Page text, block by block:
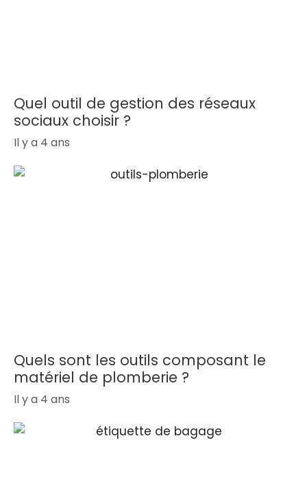
Quel outil de gestion des réseaux
sociaux choisir ?
Il y a 4 ans
Quels sont les outils composant le
matériel de plomberie ?
Il y a 4 ans